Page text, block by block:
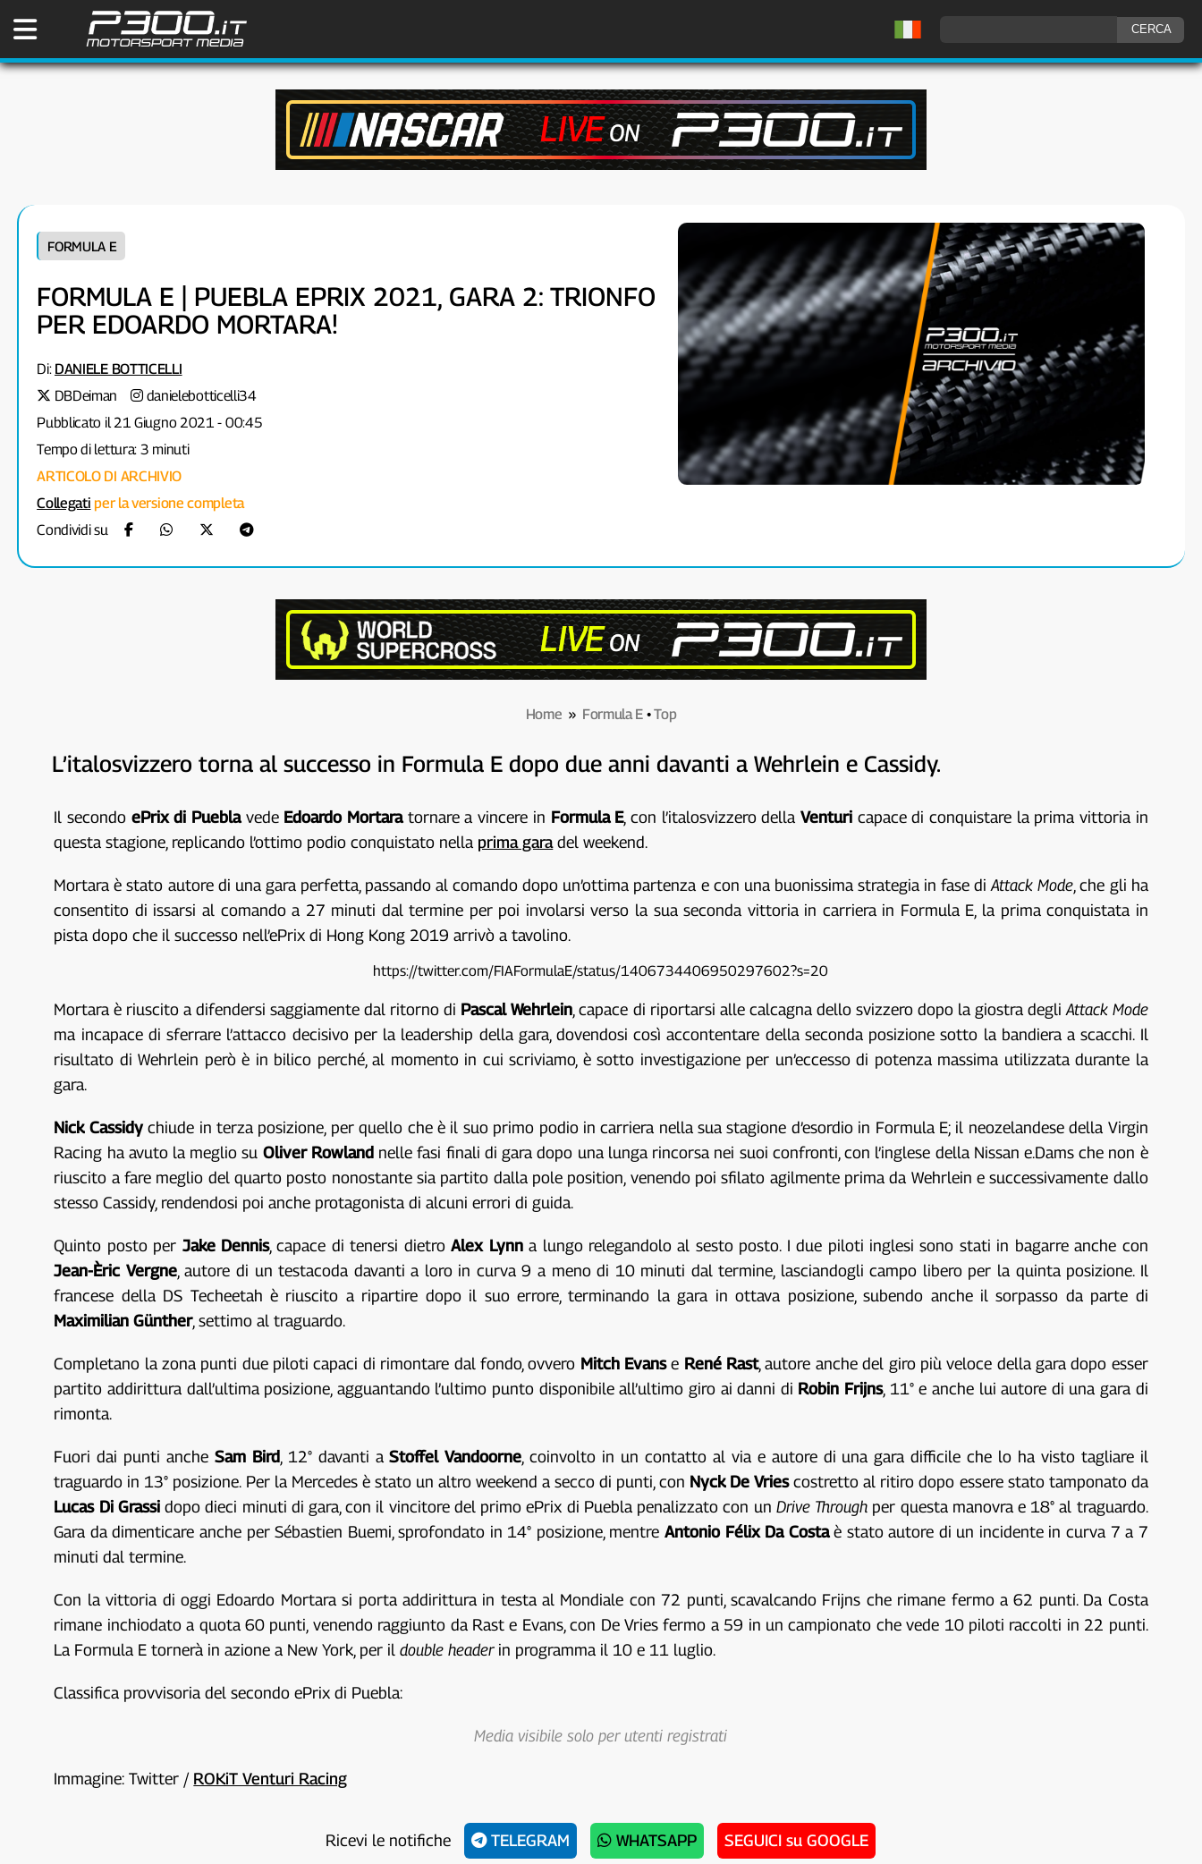
FORMULA E
FORMULA E | PUEBLA EPRIX 2021, GARA 2: TRIONFO
PER EDOARDO MORTARA!
Di: DANIELE BOTTICELLI
DBDeiman
danielebotticelli34
Pubblicato il 21 Giugno 2021 - 00:45
Tempo di lettura: 3 minuti
ARTICOLO DI ARCHIVIO
Collegati per la versione completa
Condividi su
Home » Formula E •Top
L’italosvizzero torna al successo in Formula E dopo due anni davanti a Wehrlein e Cassidy.
Il secondo ePrix di Pueblavede Edoardo Mortaratornare a vincere in Formula E, con l’italosvizzero della Venturicapace di conquistare la prima vittoria in
questa stagione, replicando l’ottimo podio conquistato nella prima garadel weekend.
Mortara è stato autore di una gara perfetta, passando al comando dopo un’ottima partenza e con una buonissima strategia in fase diAttack Mode , che gli ha
consentito di issarsi al comando a 27 minuti dal termine per poi involarsi verso la sua seconda vittoria in carriera in Formula E, la prima conquistata in
pista dopo che il successo nell’ePrix di Hong Kong 2019 arrivò a tavolino.
https://twitter.com/FIAFormulaE/status/1406734406950297602?s=20
Mortara è riuscito a difendersi saggiamente dal ritorno di Pascal Wehrlein , capace di riportarsi alle calcagna dello svizzero dopo la giostra degli Attack Mode
ma incapace di sferrare l’attacco decisivo per la leadership della gara, dovendosi così accontentare della seconda posizione sotto la bandiera a scacchi. Il
risultato di Wehrlein però è in bilico perché, al momento in cui scriviamo, è sotto investigazione per un’eccesso di potenza massima utilizzata durante la
gara.
Nick Cassidychiude in terza posizione, per quello che è il suo primo podio in carriera nella sua stagione d’esordio in Formula E; il neozelandese della Virgin
Racing ha avuto la meglio su Oliver Rowlandnelle fasi finali di gara dopo una lunga rincorsa nei suoi confronti, con l’inglese della Nissan e.Dams che non è
riuscito a fare meglio del quarto posto nonostante sia partito dalla pole position, venendo poi sfilato agilmente prima da Wehrlein e successivamente dallo
stesso Cassidy, rendendosi poi anche protagonista di alcuni errori di guida.
Quinto posto per Jake Dennis, capace di tenersi dietroAlex Lynna lungo relegandolo al sesto posto. I due piloti inglesi sono stati in bagarre anche con
Jean-Èric Vergne, autore di un testacoda davanti a loro in curva 9 a meno di 10 minuti dal termine, lasciandogli campo libero per la quinta posizione. Il
francese della DS Techeetah è riuscito a ripartire dopo il suo errore, terminando la gara in ottava posizione, subendo anche il sorpasso da parte di
Maximilian Günther, settimo al traguardo.
Completano la zona punti due piloti capaci di rimontare dal fondo, ovvero Mitch Evanse René Rast, autore anche del giro più veloce della gara dopo esser
partito addirittura dall’ultima posizione, agguantando l’ultimo punto disponibile all’ultimo giro ai danni di Robin Frijns, 11° e anche lui autore di una gara di
rimonta.
Fuori dai punti anche Sam Bird, 12° davanti aStoffel Vandoorne , coinvolto in un contatto al via e autore di una gara difficile che lo ha visto tagliare il
traguardo in 13° posizione. Per la Mercedes è stato un altro weekend a secco di punti, con Nyck De Vriescostretto al ritiro dopo essere stato tamponato da
Lucas Di Grassidopo dieci minuti di gara, con il vincitore del primo ePrix di Puebla penalizzato con un Drive Through per questa manovra e 18° al traguardo.
Gara da dimenticare anche per Sébastien Buemi, sprofondato in 14° posizione, mentre Antonio Félix Da Costaè stato autore di un incidente in curva 7 a 7
minuti dal termine.
Con la vittoria di oggi Edoardo Mortara si porta addirittura in testa al Mondiale con 72 punti, scavalcando Frijns che rimane fermo a 62 punti. Da Costa
rimane inchiodato a quota 60 punti, venendo raggiunto da Rast e Evans, con De Vries fermo a 59 in un campionato che vede 10 piloti raccolti in 22 punti.
La Formula E tornerà in azione a New York, per ildouble headerin programma il 10 e 11 luglio.
Classifica provvisoria del secondo ePrix di Puebla:
Media visibile solo per utenti registrati
Immagine: Twitter / ROKiT Venturi Racing
Ricevi le notifiche TELEGRAM WHATSAPP SEGUICI su GOOGLE